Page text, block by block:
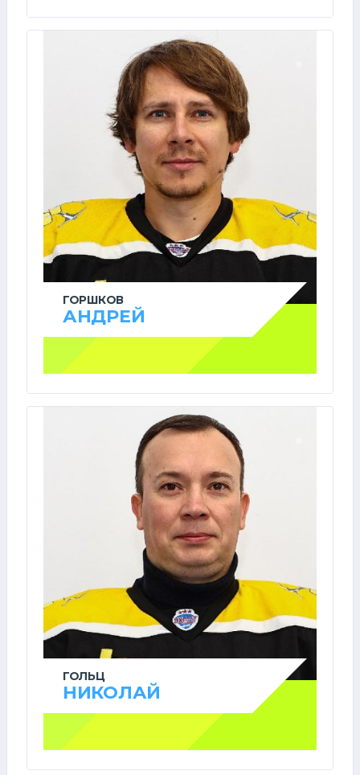
ГОРШКОВ
АНДРЕЙ
ГОЛЬЦ
НИКОЛАЙ